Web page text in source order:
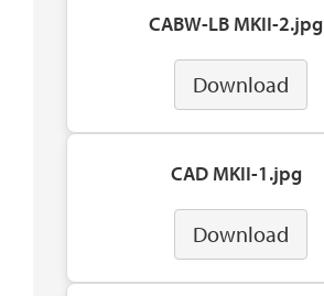
CABW-LB MKII-2.jpg
Download
CAD MKII-1.jpg
Download